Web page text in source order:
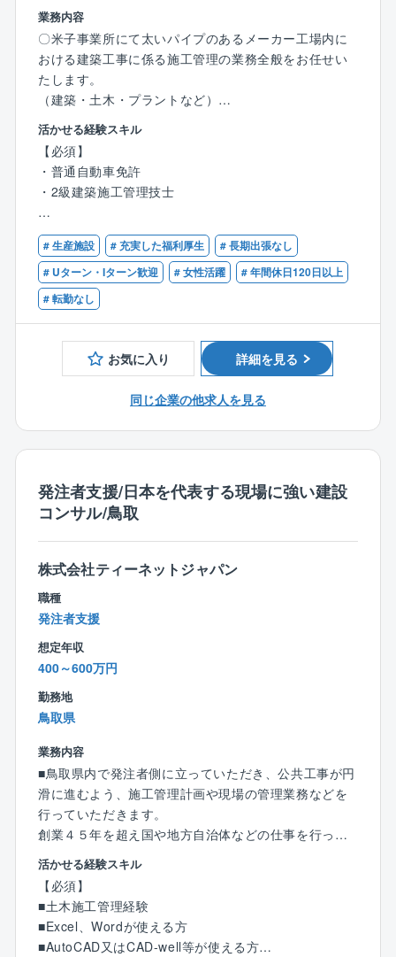
ることを目指しており、すべてのステークホルダーの
皆さまにとって価値ある企業になるよう事業を展開し
ています。
【働き方】
■残業月30～40時間程度です。
■顧客先への直行直帰可能です。
■納品先の稼働状況によって休日出勤可能性があります
が、振休・代休の取得が必須となります。
■17時以降のお問い合わせはコールセンターにて一次対
応するため緊急対応は少なく、目安として拠点単位で
月1～2件となります。個人単位ではもっと少ないので
ご安心ください。
■出張:日本各地に拠点がありますので、営業所の担当
エリア内での対応が基本となります。そのため、日帰
りが基本の働き方となりますが、大型案件で他拠点の
能性は0ではありません。
【同社について】
力製品としているメーカーです。
真空式温水ヒーターにおいて国内トップシェアを実現
しております。ボイラの種類は豊富にありますが、熱
エネルギーの利用方法もお客様によってさまざまで
す。
そういったお客様の要望に対して、多様な技術・製品
を用いた『トータルエンジニアリング』ができ、お客
様の要望に沿った最良のものを提案できる強みがあり
ます。
業務内容
〇米子事業所にて太いパイプのあるメーカー工場内に
おける建築工事に係る施工管理の業務全般をお任せい
たします。
（建築・土木・プラントなど）
【具体的に】
・スケジュール管理
・工程管理
・安全管理
・品質管理
・原価管理
・資材管理
・作業日報作成
・報告業務
・各種申請書類の作成
【エリア】
工場内での勤務となります。
・製紙関連の土木工事の割合が高いです。
【入社後の流れ】
・中途入社のため原則入社後すぐ現場配属となりま
す。
【組織構成】
・当該部門は2名で構成されており、所長1名、技術職
員1名で構成されております。（50代）
【魅力ポイント】
・清水建設株式会社のグループ企業
・女性技術者の採用に力を入れており、幅広い女性の
活躍環境がございます。
・資格取得支援体制充実
・研修・育成制度充実
・同社の技術者は、知識や技能だけではなく、コミュ
ニケーションや創造性などのヒューマンスキルを重視
しています。
お客様の夢の一つ一つを大切にし、それぞれ希望を
活かせる経験スキル
【必須】
・普通自動車免許
・2級建築施工管理技士
【歓迎】
・1級建築施工管理技士
# 生産施設 # 充実した福利厚生
# 長期出張なし
# Uターン・Iターン歓迎
# 女性活躍
# 年間休日120日以上
# 転勤なし
お気に入り 詳細を見る
同じ企業の他求人を見る
発注者支援/日本を代表する現場に強い建設
コンサル/鳥取
株式会社ティーネットジャパン
職種
発注者支援
想定年収
400～600万円
勤務地
鳥取県
業務内容
■鳥取県内で発注者側に立っていただき、公共工事が円
滑に進むよう、施工管理計画や現場の管理業務などを
行っていただきます。
創業４５年を超え国や地方自治体などの仕事を行って
いる信頼ある企業です。河川・道路等の社会資本の整
備、維持を目的とする技術力を提供しています。
【具体的には】
官公庁からの依頼を受けた発注者への支援業務に従事
活かせる経験スキル
【必須】
■土木施工管理経験
■Excel、Wordが使える方
■AutoCAD又はCAD-well等が使える方